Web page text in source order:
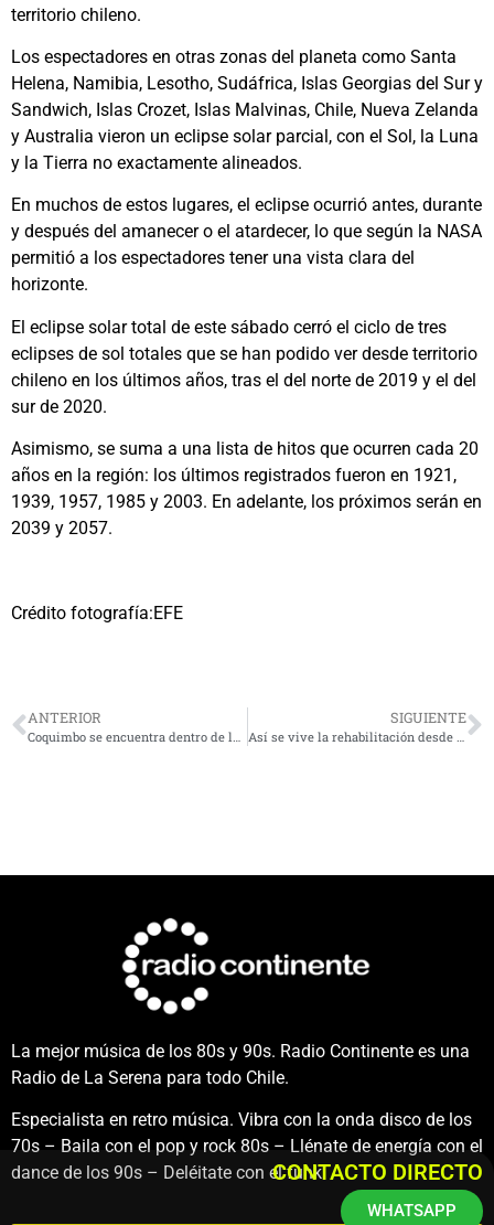
territorio chileno.
Los espectadores en otras zonas del planeta como Santa
Helena, Namibia, Lesotho, Sudáfrica, Islas Georgias del Sur y
Sandwich, Islas Crozet, Islas Malvinas, Chile, Nueva Zelanda
y Australia vieron un eclipse solar parcial, con el Sol, la Luna
y la Tierra no exactamente alineados.
En muchos de estos lugares, el eclipse ocurrió antes, durante
y después del amanecer o el atardecer, lo que según la NASA
permitió a los espectadores tener una vista clara del
horizonte.
El eclipse solar total de este sábado cerró el ciclo de tres
eclipses de sol totales que se han podido ver desde territorio
chileno en los últimos años, tras el del norte de 2019 y el del
sur de 2020.
Asimismo, se suma a una lista de hitos que ocurren cada 20
años en la región: los últimos registrados fueron en 1921,
1939, 1957, 1985 y 2003. En adelante, los próximos serán en
2039 y 2057.
Crédito fotografía:EFE
ANTERIOR SIGUIENTE
La mejor música de los 80s y 90s. Radio Continente es una
Radio de La Serena para todo Chile.
Especialista en retro música. Vibra con la onda disco de los
70s – Baila con el pop y rock 80s – Llénate de energía con el
dance de los 90s – Deléitate con el funk.CONTACTO DIRECTO
WHATSAPP